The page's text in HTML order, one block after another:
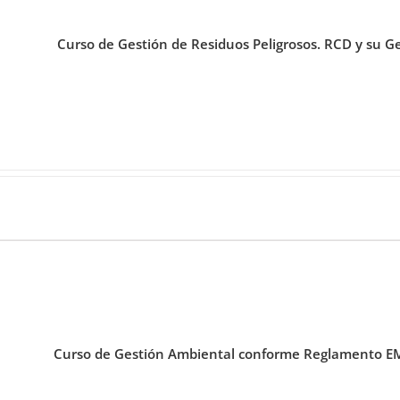
Curso de Gestión de Residuos Peligrosos. RCD y su
Curso de Gestión Ambiental conforme Reglamento